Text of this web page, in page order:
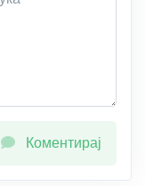
Коментирај